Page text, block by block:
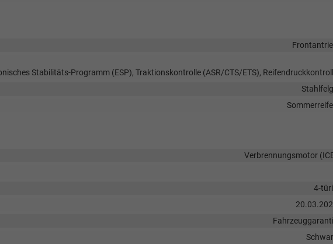
Stabilitäts-Programm (ESP), Traktionskontrolle (ASR/CTS/ETS),
Verbrennungsmotor
4-